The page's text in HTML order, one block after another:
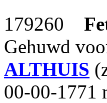
179260
Gehuwd
ALTHUIS
00-00-1771